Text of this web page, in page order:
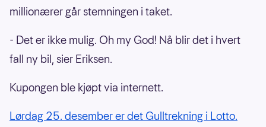
millionærer går stemningen i taket.
- Det er ikke mulig. Oh my God! Nå blir det i hvert
fall ny bil, sier Eriksen.
Kupongen ble kjøpt via internett.
Lørdag 25. desember er det Gulltrekning i Lotto.